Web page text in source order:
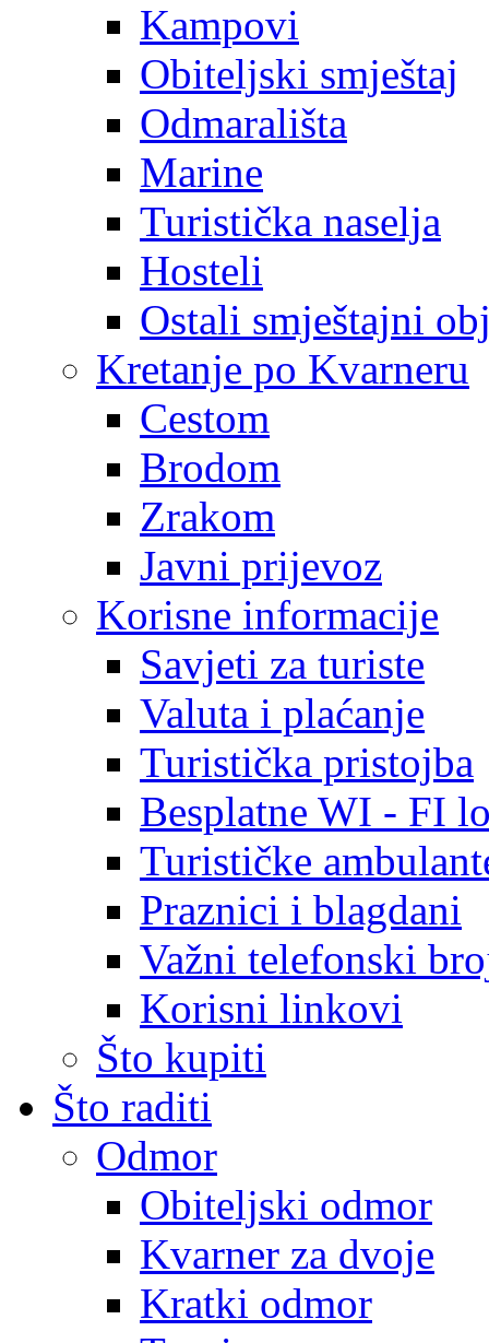
Kampovi
Obiteljski smještaj
Odmarališta
Marine
Turistička naselja
Hosteli
Ostali smještajni
Kretanje po Kvarneru
Cestom
Brodom
Zrakom
Javni prijevoz
Korisne informacije
Savjeti za turiste
Valuta i plaćanje
Turistička pristojba
Besplatne WI - FI
Turističke
Praznici i blagdani
Važni telefonski
Korisni linkovi
Što kupiti
Što raditi
Odmor
Obiteljski odmor
Kvarner za dvoje
Kratki odmor